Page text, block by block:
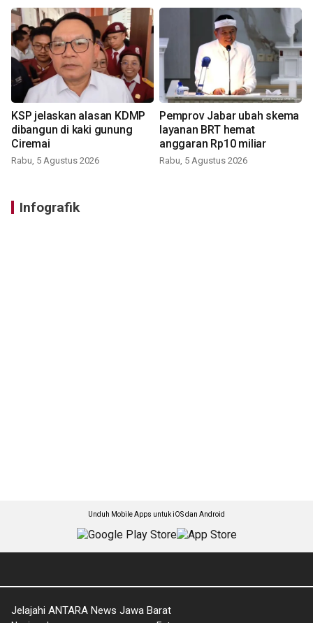
KSP jelaskan alasan KDMP
dibangun di kaki gunung
Ciremai
Rabu, 5 Agustus 2026
Pemprov Jabar ubah skema
layanan BRT hemat
anggaran Rp10 miliar
Rabu, 5 Agustus 2026
Infografik
Unduh Mobile Apps untuk iOS dan Android
Jelajahi ANTARA News Jawa Barat